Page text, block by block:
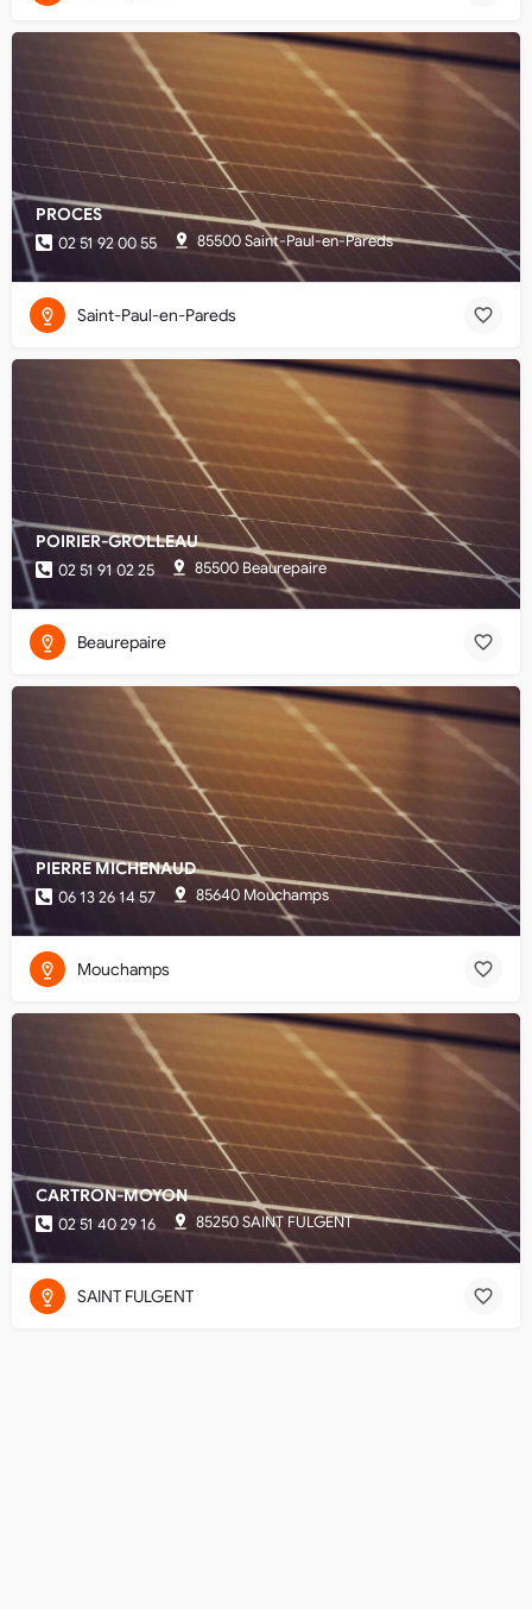
PROCES
02 51 92 00 55 85500 Saint-Paul-en-Pareds
Saint-Paul-en-Pareds
POIRIER-GROLLEAU
02 51 91 02 25 85500 Beaurepaire
Beaurepaire
PIERRE MICHENAUD
06 13 26 14 57 85640 Mouchamps
Mouchamps
CARTRON-MOYON
02 51 40 29 16 85250 SAINT FULGENT
SAINT FULGENT